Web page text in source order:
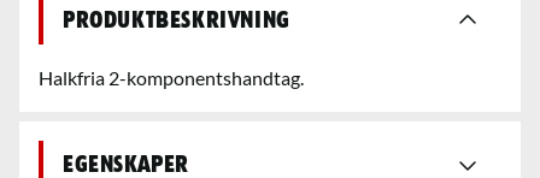
Produktbeskrivning
Halkfria 2-komponentshandtag.
Egenskaper